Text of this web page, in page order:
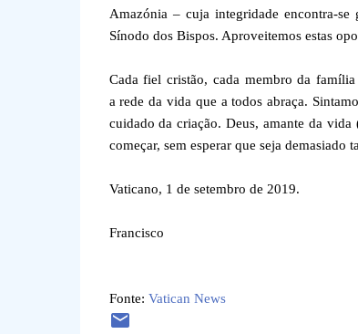
Amazónia – cuja integridade encontra-se
Sínodo dos Bispos. Aproveitemos estas
Cada fiel cristão, cada membro da
a rede da vida que a todos abraça.
cuidado da criação. Deus, amante da
começar, sem esperar que seja demasiado
Vaticano, 1 de setembro de 2019.
Francisco
Fonte: Vatican News